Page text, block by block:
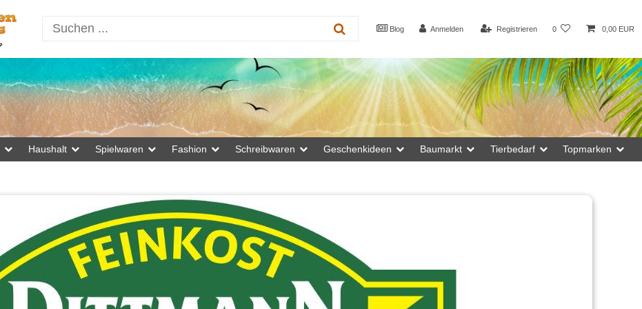
Blog Anmelden Registrieren 0 0,00 EUR
Haushalt Spielwaren Fashion Schreibwaren Geschenkideen Baumarkt Tierbedarf Topmarken